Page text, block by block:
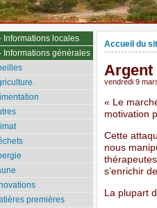
Accueil du
Argent
vendredi 9
« Le
motivation
Cette
nous
s’enrichir
La plupart
Informations locales
Informations générales
premières